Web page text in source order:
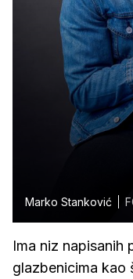
Marko Stanković
Ima niz napisanih
glazbenicima kao